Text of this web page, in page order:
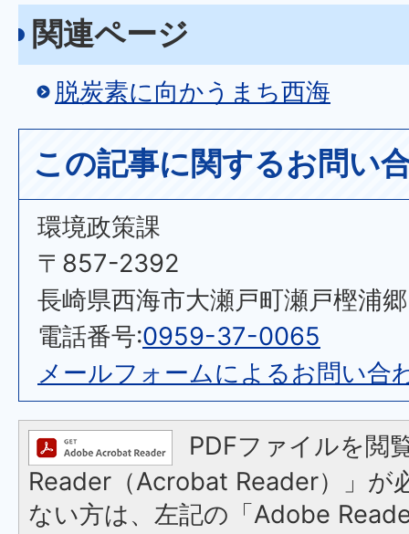
関連ページ
脱炭素に向かうまち西海
この記事に関するお問い
環境政策課
〒857-2392
長崎県西海市大瀬戸町瀬戸樫浦
電話番号:0959-37-0065
メールフォームによるお問い合
PDFファイルを閲
Reader（Acrobat Reader）」が
ない方は、左記の「Adobe